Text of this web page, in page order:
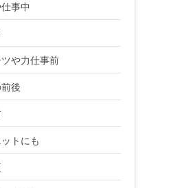
事中
ツや力仕事前
後
トにも